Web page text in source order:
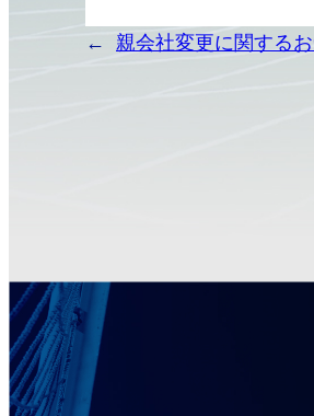
← 親会社変更に関する